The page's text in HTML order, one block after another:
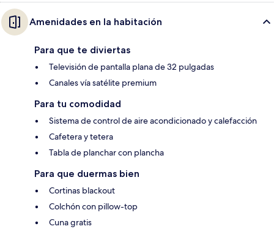
Amenidades en la habitación
Para que te diviertas
Televisión de pantalla plana de 32 pulgadas
Canales vía satélite premium
Para tu comodidad
Sistema de control de aire acondicionado y calefacción
Cafetera y tetera
Tabla de planchar con plancha
Para que duermas bien
Cortinas blackout
Colchón con pillow-top
Cuna gratis